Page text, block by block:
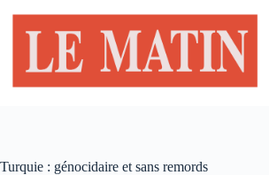
contenu
Turquie : génocidaire et sans remords